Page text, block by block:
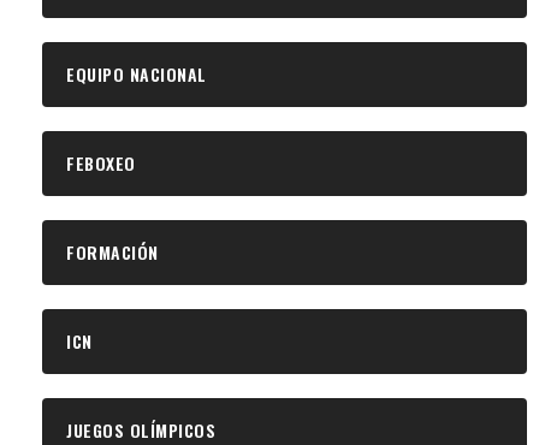
EQUIPO NACIONAL
FEBOXEO
FORMACIÓN
ICN
JUEGOS OLÍMPICOS